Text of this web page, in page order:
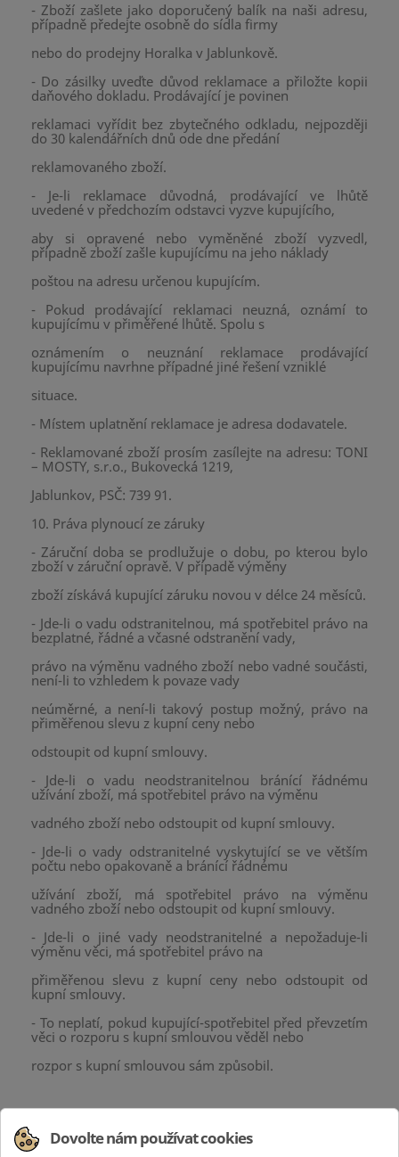
- Zboží zašlete jako doporučený balík na naši adresu,
případně předejte osobně do sídla firmy
nebo do prodejny Horalka v Jablunkově.
- Do zásilky uveďte důvod reklamace a přiložte kopii
daňového dokladu. Prodávající je povinen
reklamaci vyřídit bez zbytečného odkladu, nejpozději
do 30 kalendářních dnů ode dne předání
reklamovaného zboží.
- Je-li reklamace důvodná, prodávající ve lhůtě
uvedené v předchozím odstavci vyzve kupujícího,
aby si opravené nebo vyměněné zboží vyzvedl,
případně zboží zašle kupujícímu na jeho náklady
poštou na adresu určenou kupujícím.
- Pokud prodávající reklamaci neuzná, oznámí to
kupujícímu v přiměřené lhůtě. Spolu s
oznámením o neuznání reklamace prodávající
kupujícímu navrhne případné jiné řešení vzniklé
situace.
- Místem uplatnění reklamace je adresa dodavatele.
- Reklamované zboží prosím zasílejte na adresu: TONI
– MOSTY, s.r.o., Bukovecká 1219,
Jablunkov, PSČ: 739 91.
10. Práva plynoucí ze záruky
- Záruční doba se prodlužuje o dobu, po kterou bylo
zboží v záruční opravě. V případě výměny
zboží získává kupující záruku novou v délce 24 měsíců.
- Jde-li o vadu odstranitelnou, má spotřebitel právo na
bezplatné, řádné a včasné odstranění vady,
právo na výměnu vadného zboží nebo vadné součásti,
není-li to vzhledem k povaze vady
neúměrné, a není-li takový postup možný, právo na
přiměřenou slevu z kupní ceny nebo
odstoupit od kupní smlouvy.
- Jde-li o vadu neodstranitelnou bránící řádnému
užívání zboží, má spotřebitel právo na výměnu
vadného zboží nebo odstoupit od kupní smlouvy.
- Jde-li o vady odstranitelné vyskytující se ve větším
počtu nebo opakovaně a bránící řádnému
užívání zboží, má spotřebitel právo na výměnu
vadného zboží nebo odstoupit od kupní smlouvy.
- Jde-li o jiné vady neodstranitelné a nepožaduje-li
výměnu věci, má spotřebitel právo na
přiměřenou slevu z kupní ceny nebo odstoupit od
kupní smlouvy.
- To neplatí, pokud kupující-spotřebitel před převzetím
věci o rozporu s kupní smlouvou věděl nebo
rozpor s kupní smlouvou sám způsobil.
Dovolte nám používat cookies